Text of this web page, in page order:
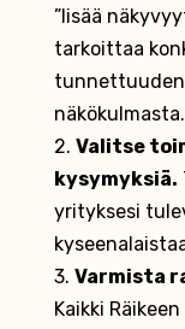
”lisää
tarkoittaa
tunnettuuden
näkökulmasta.
2. Valitse
kysymyksiä.
yrityksesi
3. Varmista
Kaikki